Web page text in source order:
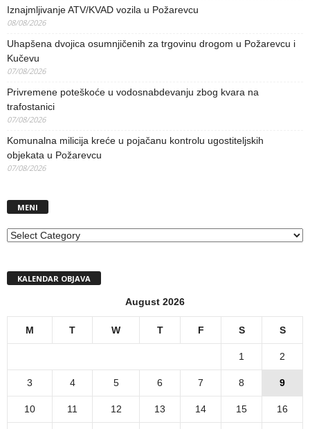
Iznajmljivanje ATV/KVAD vozila u Požarevcu
08/08/2026
Uhapšena dvojica osumnjičenih za trgovinu drogom u Požarevcu i
Kučevu
07/08/2026
Privremene poteškoće u vodosnabdevanju zbog kvara na
trafostanici
07/08/2026
Komunalna milicija kreće u pojačanu kontrolu ugostiteljskih
objekata u Požarevcu
07/08/2026
MENI
MENI
KALENDAR OBJAVA
August 2026
M T W T F S S
1 2
3 4 5 6 7 8 9
10 11 12 13 14 15 16